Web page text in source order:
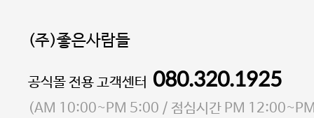
(주)좋은사람들
대표 이성현,박영환| 개인정보관리책임자 김상현
소재지 서울특별시 마포구 마포대로4다길 41 마포
공식몰 전용 고객센터 080.320.1925
(AM 10:00~PM 5:00 / 점심시간 PM